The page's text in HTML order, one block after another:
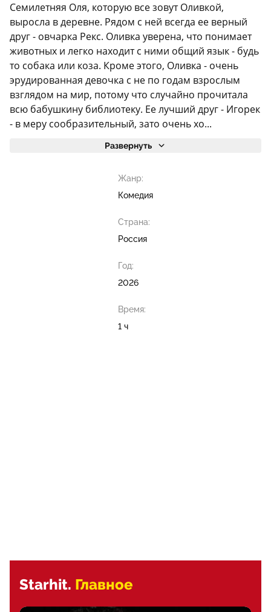
Семилетняя Оля, которую все зовут Оливкой,
выросла в деревне. Рядом с ней всегда ее верный
друг - овчарка Рекс. Оливка уверена, что понимает
животных и легко находит с ними общий язык - будь
то собака или коза. Кроме этого, Оливка - очень
эрудированная девочка с не по годам взрослым
взглядом на мир, потому что случайно прочитала
всю бабушкину библиотеку. Ее лучший друг - Игорек
- в меру сообразительный, зато очень хо...
Развернуть
Жанр:
Комедия
Страна:
Россия
Год:
2026
Время:
1 ч
Starhit. Главное